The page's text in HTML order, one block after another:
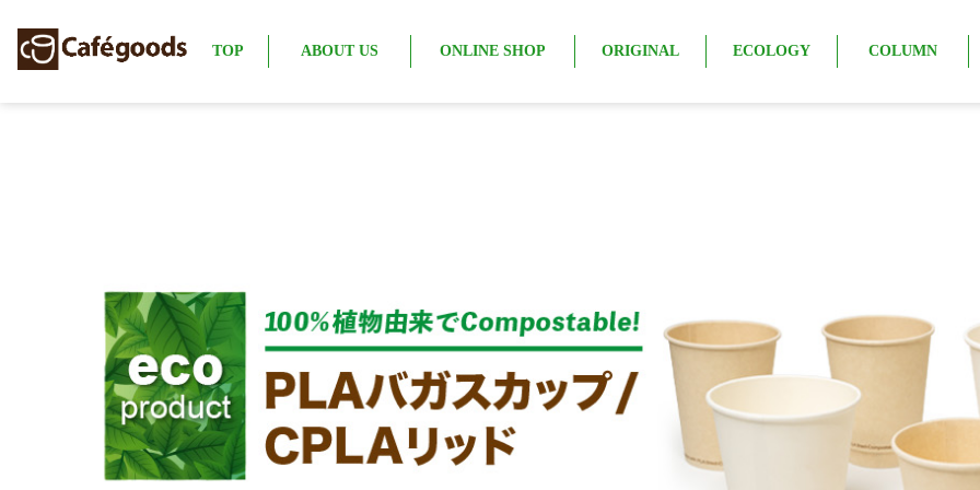
TOP ABOUT US ONLINE SHOP ORIGINAL ECOLOGY COLUMN